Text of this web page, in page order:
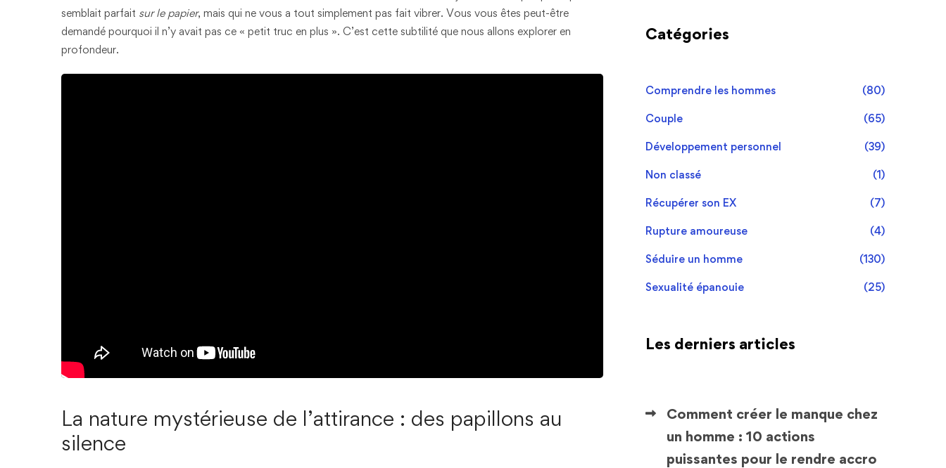
semblait parfait sur le papier, mais qui ne vous a tout simplement pas fait vibrer. Vous vous êtes peut-être
demandé pourquoi il n’y avait pas ce « petit truc en plus ». C’est cette subtilité que nous allons explorer en
profondeur.
La nature mystérieuse de l’attirance : des papillons au
silence
Catégories
Comprendre les hommes (80)
Couple (65)
Développement personnel (39)
Non classé (1)
Récupérer son EX (7)
Rupture amoureuse (4)
Séduire un homme (130)
Sexualité épanouie (25)
Les derniers articles
Comment créer le manque chez
un homme : 10 actions
puissantes pour le rendre accro